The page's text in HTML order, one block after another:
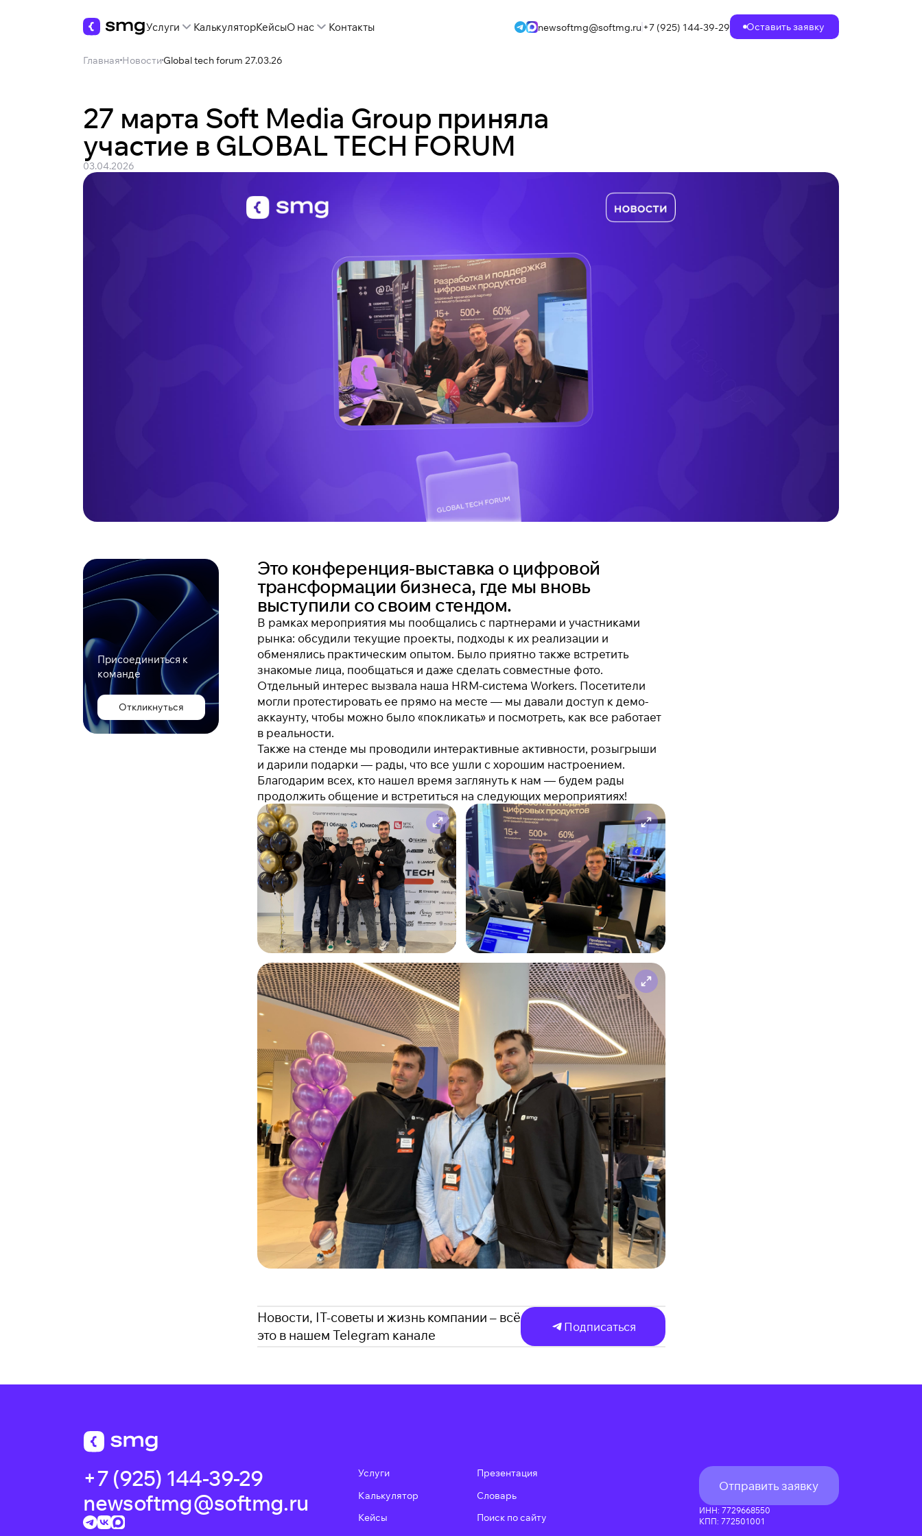
Услуги КалькуляторКейсыО нас Контакты newsoftmg@softmg.ru +7 (925) 144-39-29 Оставить заявку
ГлавнаяНовости Global tech forum 27.03.26
27 марта Soft Media Group приняла
участие в GLOBAL TECH FORUM
03.04.2026
Присоединиться к
команде
Откликнуться
Это конференция-выставка о цифровой
трансформации бизнеса, где мы вновь
выступили со своим стендом.
В рамках мероприятия мы пообщались с партнерами и участниками
рынка: обсудили текущие проекты, подходы к их реализации и
обменялись практическим опытом. Было приятно также встретить
знакомые лица, пообщаться и даже сделать совместные фото.
Отдельный интерес вызвала наша HRM-система Workers. Посетители
могли протестировать ее прямо на месте — мы давали доступ к демо-
аккаунту, чтобы можно было «покликать» и посмотреть, как все работает
в реальности.
Также на стенде мы проводили интерактивные активности, розыгрыши
и дарили подарки — рады, что все ушли с хорошим настроением.
Благодарим всех, кто нашел время заглянуть к нам — будем рады
продолжить общение и встретиться на следующих мероприятиях!
Новости, IT-советы и жизнь компании – всё
это в нашем Telegram канале
Подписаться
+7 (925) 144-39-29
newsoftmg@softmg.ru
Услуги
Калькулятор
Кейсы
Презентация
Словарь
Поиск по сайту
Отправить заявку
ИНН: 7729668550
КПП: 772501001